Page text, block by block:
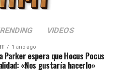
VIDEOS
1 año ago
Parker espera que Hocus Pocus
«Nos gustaría hacerlo»